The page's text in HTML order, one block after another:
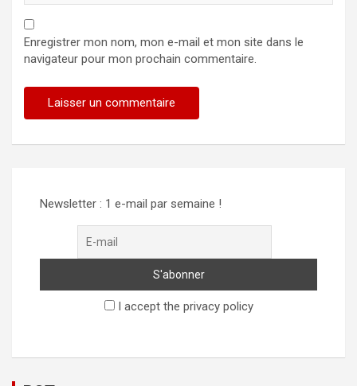
Enregistrer mon nom, mon e-mail et mon site dans le
navigateur pour mon prochain commentaire.
Newsletter : 1 e-mail par semaine !
I accept the privacy policy